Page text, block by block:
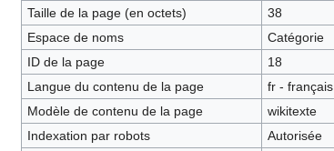
Taille de la page (en octets)
38
Espace de noms
Catégorie
ID de la page
18
Langue du contenu de la page
fr - français
Modèle de contenu de la page
wikitexte
Indexation par robots
Autorisée